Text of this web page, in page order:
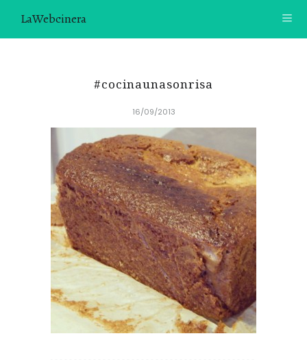
LaWebcinera
CONTACTO
SOBRE MÍ
¿TE GUSTARÍA UNIRTE A NUESTRA AVENTURA GASTRON
ÓMICA?
ÚNETE A LA NEWSLETTER
RECOMENDACIONES
#cocinaunasonrisa
16/09/2013